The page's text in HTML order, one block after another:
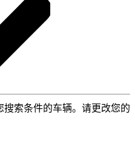
索条件的车辆。请更改您的